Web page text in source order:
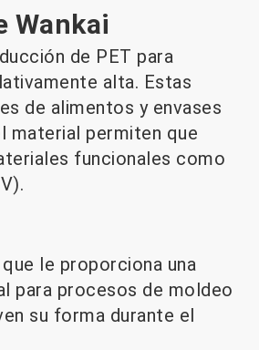
Wankai
de PET para
alta. Estas
de alimentos y envases
material permiten que
funcionales como
le proporciona una
para procesos de moldeo
su forma durante el